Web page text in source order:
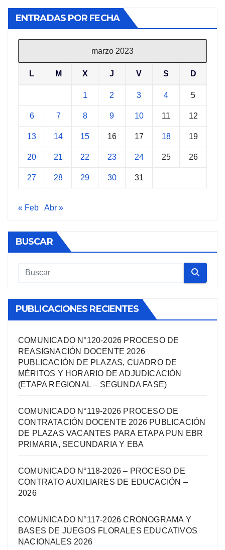
ENTRADAS POR FECHA
marzo 2023
L M X J V S D
1 2 3 4 5
6 7 8 9 10 11 12
13 14 15 16 17 18 19
20 21 22 23 24 25 26
27 28 29 30 31
« Feb Abr »
BUSCAR
PUBLICACIONES RECIENTES
COMUNICADO N°120-2026 PROCESO DE
REASIGNACIÓN DOCENTE 2026
PUBLICACIÓN DE PLAZAS, CUADRO DE
MÉRITOS Y HORARIO DE ADJUDICACIÓN
(ETAPA REGIONAL – SEGUNDA FASE)
COMUNICADO N°119-2026 PROCESO DE
CONTRATACIÓN DOCENTE 2026 PUBLICACIÓN
DE PLAZAS VACANTES PARA ETAPA PUN EBR
PRIMARIA, SECUNDARIA Y EBA
COMUNICADO N°118-2026 – PROCESO DE
CONTRATO AUXILIARES DE EDUCACIÓN –
2026
COMUNICADO N°117-2026 CRONOGRAMA Y
BASES DE JUEGOS FLORALES EDUCATIVOS
NACIONALES 2026